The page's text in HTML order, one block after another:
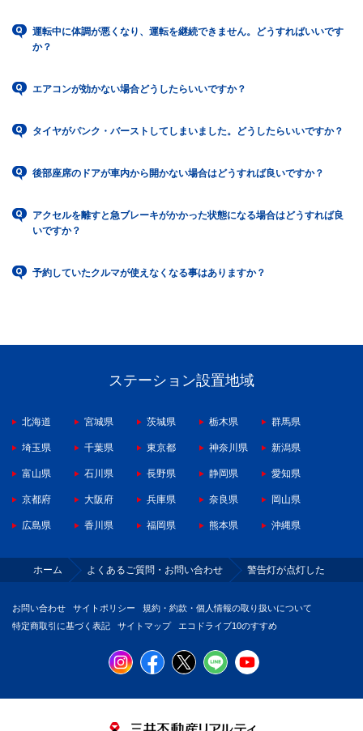
運転中に体調が悪くなり、運転を継続できません。どうすればいいです
か？
エアコンが効かない場合どうしたらいいですか？
タイヤがパンク・バーストしてしまいました。どうしたらいいですか？
後部座席のドアが車内から開かない場合はどうすれば良いですか？
アクセルを離すと急ブレーキがかかった状態になる場合はどうすれば良
いですか？
予約していたクルマが使えなくなる事はありますか？
ステーション設置地域
北海道 宮城県 茨城県 栃木県 群馬県
埼玉県 千葉県 東京都 神奈川県 新潟県
富山県 石川県 長野県 静岡県 愛知県
京都府 大阪府 兵庫県 奈良県 岡山県
広島県 香川県 福岡県 熊本県 沖縄県
ホーム よくあるご質問・お問い合わせ 警告灯が点灯した
お問い合わせ サイトポリシー
規約・約款・個人情報の取り扱いについて
特定商取引に基づく表記
サイトマップ エコドライブ10のすすめ